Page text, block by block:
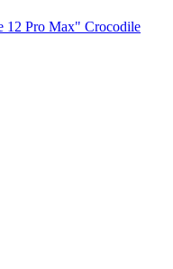
12 Pro Max" Crocodile